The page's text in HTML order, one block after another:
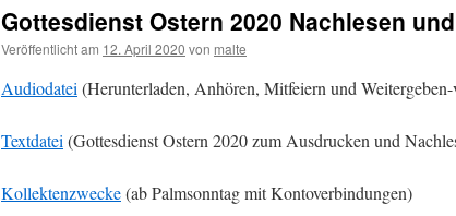
Gottesdienst Ostern 2020 Nachlesen
Veröffentlicht am 12. April 2020 von malte
Audiodatei (Herunterladen, Anhören, Mitfeiern und
Textdatei (Gottesdienst Ostern 2020 zum Ausdrucken und
Kollektenzwecke(ab Palmsonntag mit Kontoverbindungen)